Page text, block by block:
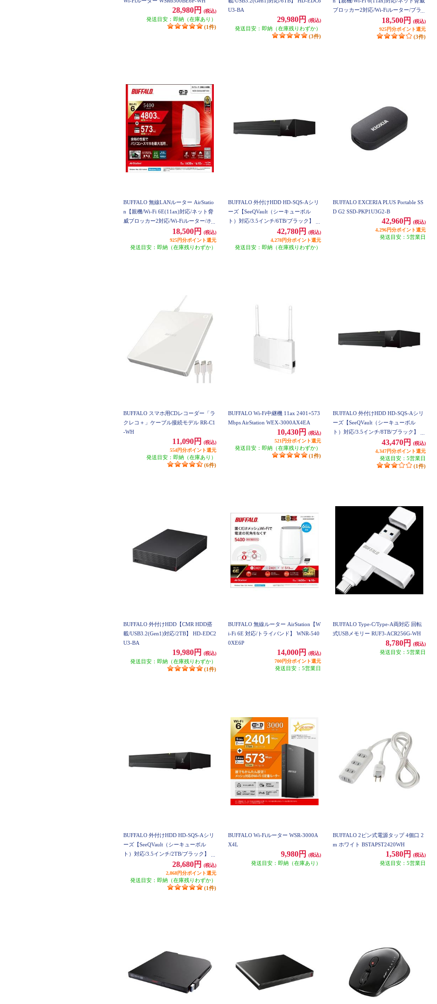
28,980円 (税込)
発送目安：即納（在庫あり）
(1件)
U3-BA
29,980円 (税込)
発送目安：即納（在庫残りわずか）
(3件)
ブロッカー2対応/Wi-Fiルーター/ブラ
ック】 WSR-5400AX6P-BK
18,500円
(税込)
925円分ポイント還元
(3件)
BUFFALO 無線LANルーター AirStatio
n【親機/Wi-Fi 6E(11ax)対応/ネット脅
威ブロッカー2対応/Wi-Fiルーター/ホ
ワイト】 WSR-5400AX6P-WH
18,500円
(税込)
925円分ポイント還元
発送目安：即納（在庫残りわずか）
BUFFALO 外付けHDD HD-SQS-Aシリ
ーズ【SeeQVault（シーキューボル
ト）対応/3.5インチ/6TB/ブラック】 H
42,780円
(税込)
4,278円分ポイント還元
発送目安：即納（在庫残りわずか）
BUFFALO EXCERIA PLUS Portable SS
D G2 SSD-PKP1U3G2-B
42,960円
(税込)
4,296円分ポイント還元
発送目安：5営業日
BUFFALO スマホ用CDレコーダー「ラ
クレコ＋」ケーブル接続モデル RR-C1
-WH
11,090円
(税込)
554円分ポイント還元
発送目安：即納（在庫あり）
(6件)
BUFFALO Wi-Fi中継機 11ax 2401+573
Mbps AirStation WEX-3000AX4EA
10,430円
(税込)
521円分ポイント還元
発送目安：即納（在庫残りわずか）
(1件)
BUFFALO 外付けHDD HD-SQS-Aシリ
ーズ【SeeQVault（シーキューボル
ト）対応/3.5インチ/8TB/ブラック】 H
43,470円
(税込)
4,347円分ポイント還元
発送目安：5営業日
(1件)
BUFFALO 外付けHDD【CMR HDD搭
載/USB3.2(Gen1)対応/2TB】 HD-EDC2
U3-BA
19,980円 (税込)
発送目安：即納（在庫残りわずか）
(1件)
BUFFALO 無線ルーター AirStation【W
i-Fi 6E 対応/トライバンド】 WNR-540
0XE6P
14,000円
(税込)
700円分ポイント還元
発送目安：5営業日
BUFFALO Type-C/Type-A両対応 回転
式USBメモリー RUF3-ACR256G-WH
8,780円 (税込)
発送目安：5営業日
BUFFALO 外付けHDD HD-SQS-Aシリ
ーズ【SeeQVault（シーキューボル
ト）対応/3.5インチ/2TB/ブラック】 H
28,680円
(税込)
2,868円分ポイント還元
発送目安：即納（在庫残りわずか）
(1件)
BUFFALO Wi-Fiルーター WSR-3000A
X4L
9,980円 (税込)
発送目安：即納（在庫あり）
BUFFALO 2ピン式電源タップ 4個口 2
m ホワイト BSTAPST2420WH
1,580円 (税込)
発送目安：5営業日